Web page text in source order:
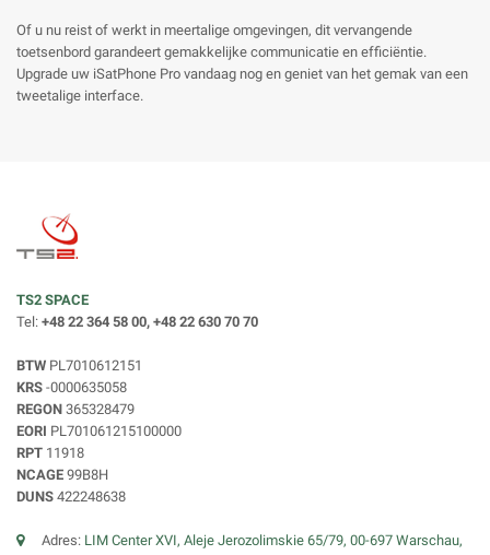
Of u nu reist of werkt in meertalige omgevingen, dit vervangende
toetsenbord garandeert gemakkelijke communicatie en efficiëntie.
Upgrade uw iSatPhone Pro vandaag nog en geniet van het gemak van een
tweetalige interface.
TS2 SPACE
Tel: +48 22 364 58 00, +48 22 630 70 70
BTW PL7010612151
KRS -0000635058
REGON 365328479
EORI PL701061215100000
RPT 11918
NCAGE 99B8H
DUNS 422248638
Adres: LIM Center XVI, Aleje Jerozolimskie 65/79, 00-697 Warschau,